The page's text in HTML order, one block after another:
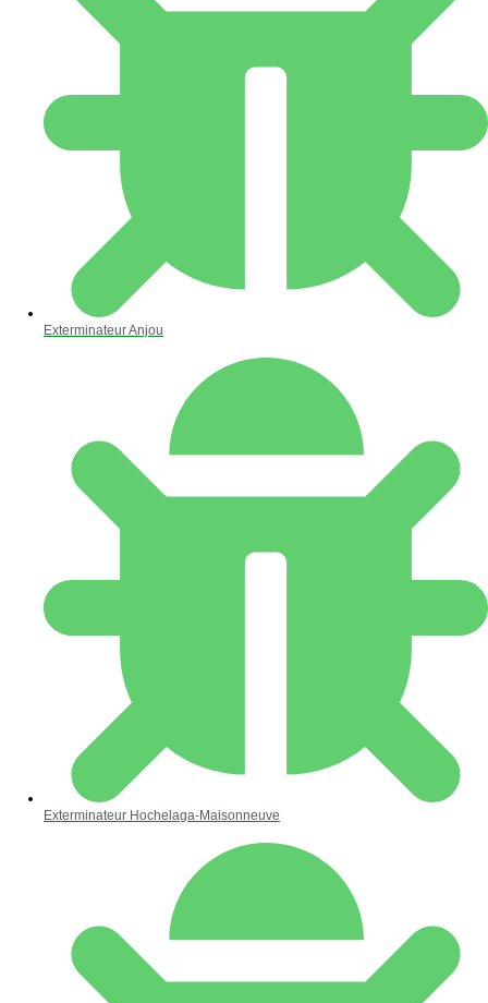
Exterminateur Anjou
Exterminateur Hochelaga-Maisonneuve